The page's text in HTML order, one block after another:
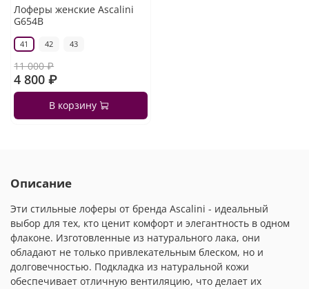
Лоферы женские Ascalini
G654B
41 42 43
11 000 ₽
4 800 ₽
В корзину
Описание
Эти стильные лоферы от бренда Ascalini - идеальный
выбор для тех, кто ценит комфорт и элегантность в одном
флаконе. Изготовленные из натурального лака, они
обладают не только привлекательным блеском, но и
долговечностью. Подкладка из натуральной кожи
обеспечивает отличную вентиляцию, что делает их